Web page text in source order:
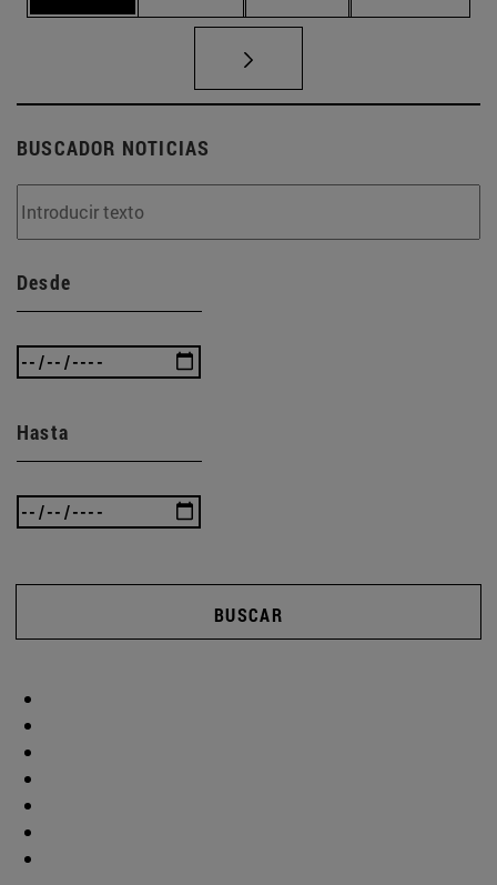
BUSCADOR NOTICIAS
Desde
Hasta
BUSCAR